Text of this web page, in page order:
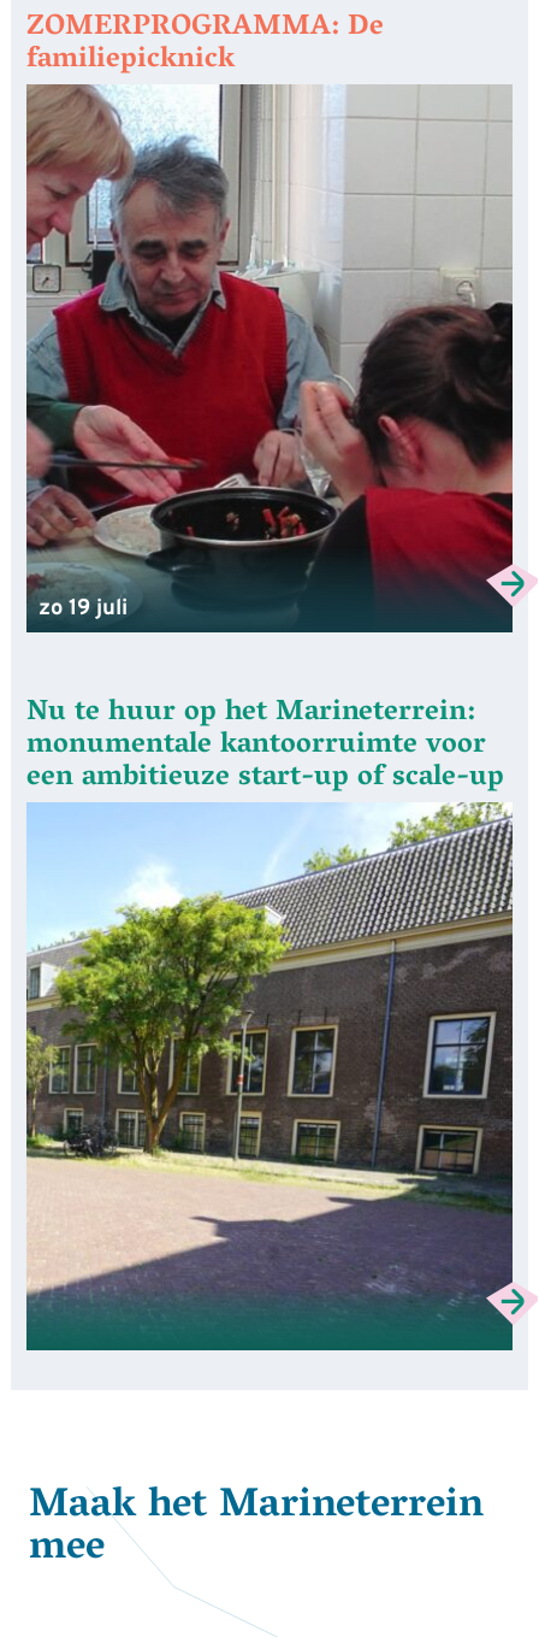
ZOMERPROGRAMMA: De
familiepicknick
zo 19 juli
Nu te huur op het Marineterrein:
monumentale kantoorruimte voor
een ambitieuze start-up of scale-up
Maak het Marineterrein
mee